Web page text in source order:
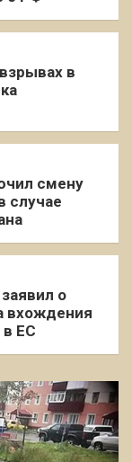
в
смену
случае
о
вхождения
ЕС